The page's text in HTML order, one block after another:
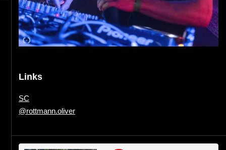
Links
SC
@rottmann.oliver